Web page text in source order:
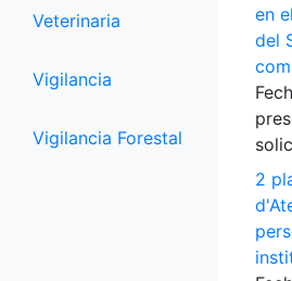
Veterinaria
Vigilancia
Vigilancia Forestal
en
del
2